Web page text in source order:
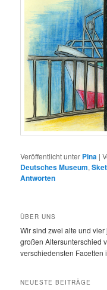
Veröffentlicht unter Pina |
Deutsches Museum,
Antworten
ÜBER UNS
Wir sind zwei alte und
großen Altersunterschied
verschiedensten Facetten
NEUESTE BEITRÄGE